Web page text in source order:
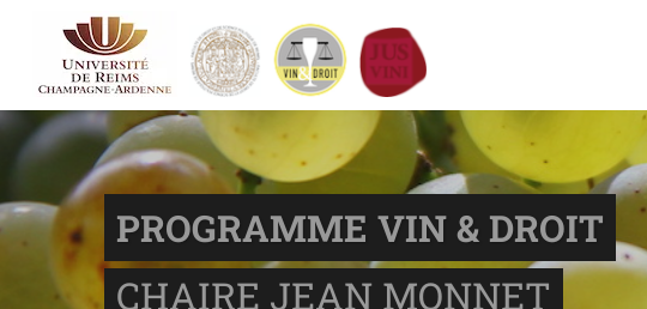
PROGRAMME VIN & DROIT
CHAIRE JEAN MONNET